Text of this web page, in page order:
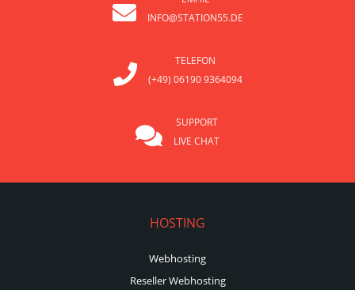
INFO@STATION55.DE
TELEFON
(+49) 06190 9364094
SUPPORT
LIVE CHAT
HOSTING
Webhosting
Reseller Webhosting